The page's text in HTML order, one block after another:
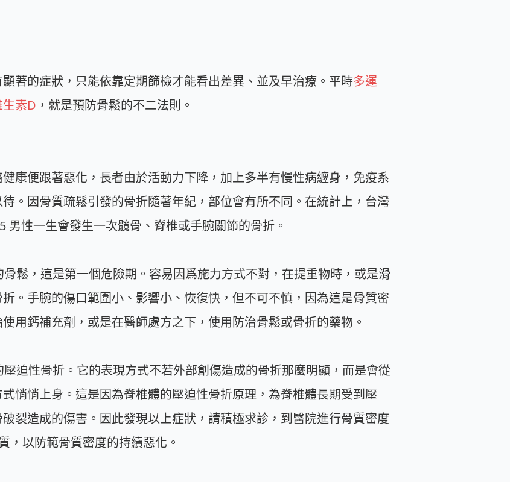
著的症狀，只能依靠定期篩檢才能看出差異、並及早治療。平時多運
素D ，就是預防骨鬆的不二法則。
康便跟著惡化，長者由於活動力下降，加上多半有慢性病纏身，免疫系
。因骨質疏鬆引發的骨折隨著年紀，部位會有所不同。在統計上，台灣
性一生會發生一次髖骨、脊椎或手腕關節的骨折。
骨鬆，這是第一個危險期。容易因爲施力方式不對，在提重物時，或是滑
。手腕的傷口範圍小、影響小、恢復快，但不可不慎，因為這是骨質密
用鈣補充劑，或是在醫師處方之下，使用防治骨鬆或骨折的藥物。
迫性骨折。它的表現方式不若外部創傷造成的骨折那麼明顯，而是會從
悄悄上身。這是因為脊椎體的壓迫性骨折原理，為脊椎體長期受到壓
裂造成的傷害。因此發現以上症狀，請積極求診，到醫院進行骨質密度
，以防範骨質密度的持續惡化。